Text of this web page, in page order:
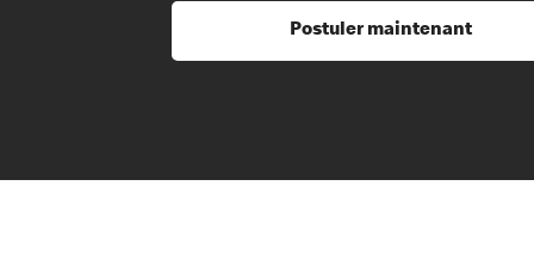
Postuler maintenant